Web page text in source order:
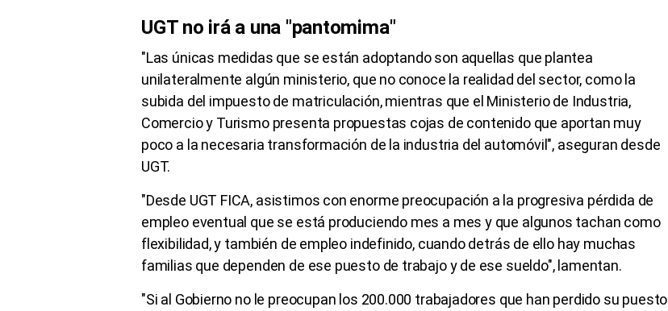
UGT no irá a una "pantomima"
"Las únicas medidas que se están adoptando son aquellas que plantea
unilateralmente algún ministerio, que no conoce la realidad del sector, como la
subida del impuesto de matriculación, mientras que el Ministerio de Industria,
Comercio y Turismo presenta propuestas cojas de contenido que aportan muy
poco a la necesaria transformación de la industria del automóvil", aseguran desde
UGT.
"Desde UGT FICA, asistimos con enorme preocupación a la progresiva pérdida de
empleo eventual que se está produciendo mes a mes y que algunos tachan como
flexibilidad, y también de empleo indefinido, cuando detrás de ello hay muchas
familias que dependen de ese puesto de trabajo y de ese sueldo", lamentan.
"Si al Gobierno no le preocupan los 200.000 trabajadores que han perdido su puesto